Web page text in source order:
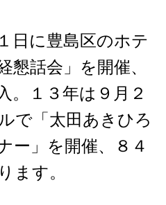
日に豊島区のホテ
懇話会」を開催、
。１３年は９月２
で「太田あきひろ
ー」を開催、８４
ます。